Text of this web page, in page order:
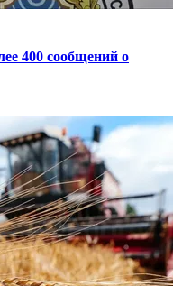
400 сообщений о